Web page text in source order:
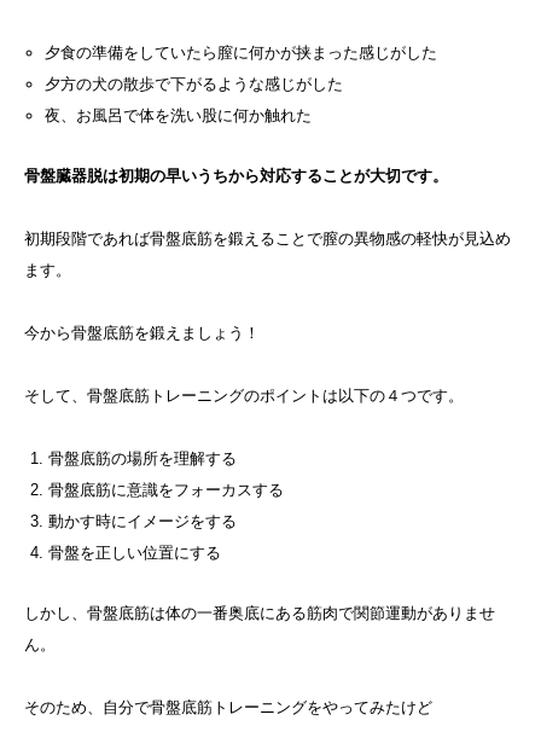
夕食の準備をしていたら膣に何かが挟まった感じがした
夕方の犬の散歩で下がるような感じがした
夜、お風呂で体を洗い股に何か触れた
骨盤臓器脱は初期の早いうちから対応することが大切です。
初期段階であれば骨盤底筋を鍛えることで膣の異物感の軽快が見込め
ます。
今から骨盤底筋を鍛えましょう！
そして、骨盤底筋トレーニングのポイントは以下の４つです。
骨盤底筋の場所を理解する
骨盤底筋に意識をフォーカスする
動かす時にイメージをする
骨盤を正しい位置にする
しかし、骨盤底筋は体の一番奥底にある筋肉で関節運動がありませ
ん。
そのため、自分で骨盤底筋トレーニングをやってみたけど